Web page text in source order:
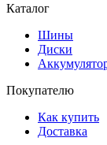
Каталог
Шины
Диски
Покупателю
Как купить
Доставка